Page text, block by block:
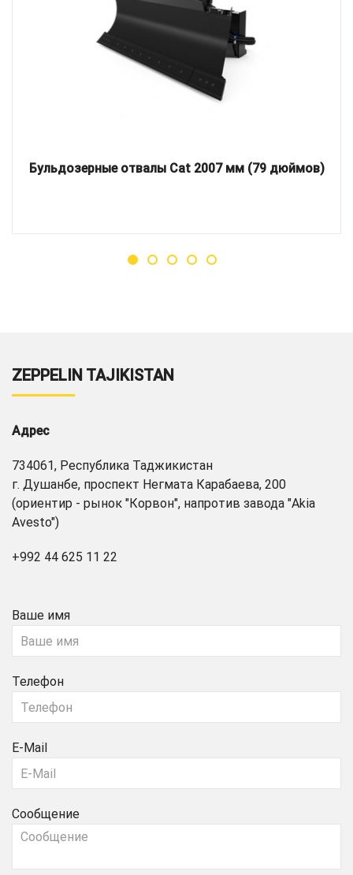
Бульдозерные отвалы Cat 2007 мм (79 дюймов)
ZEPPELIN TAJIKISTAN
Адрес
734061, Республика Таджикистан
г. Душанбе, проспект Негмата Карабаева, 200
(ориентир - рынок "Корвон", напротив завода "Akia
Avesto")
+992 44 625 11 22
Ваше имя
Телефон
E-Mail
Сообщение